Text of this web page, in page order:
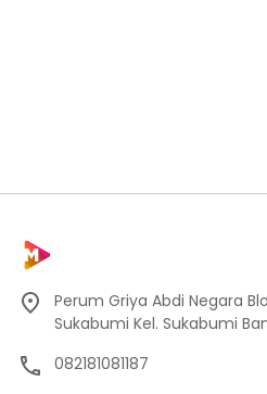
Perum Griya Abdi Negara
Sukabumi Kel. Sukabumi
082181081187